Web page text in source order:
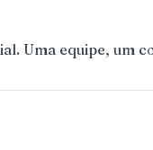
Uma equipe, um